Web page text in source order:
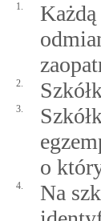
1.
2.
3.
o
4.
Na